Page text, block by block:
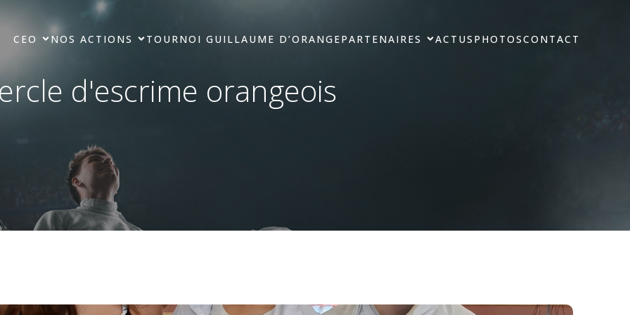
CEO NOS ACTIONS TOURNOI GUILLAUME D’ORANGEPARTENAIRES ACTUS PHOTOSCONTACT
d'escrime orangeois